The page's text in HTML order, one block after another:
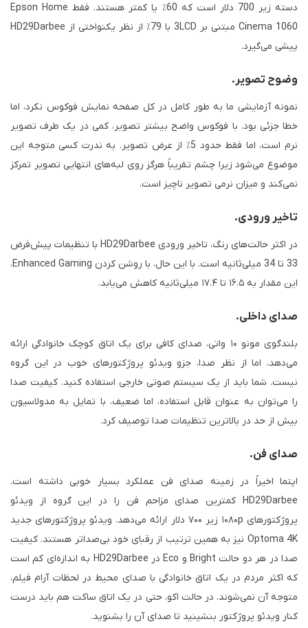
دسته زیر 700 دلار است که 60٪ یا کمتر هستند. فقط Epson Home
Cinema 1060 مبتنی بر 3LCD با 79٪ از نظر یکنواختی از HD29Darbee
پیشی می‌گیرد.
وضوح تصویر.
نمونه آزمایشی ما به طور کامل در کل صفحه نمایش فوکوس نکرد، اما
خطا جزئی بود. با فوکوس واضح بیشتر تصویر، کمی در یک طرف تصویر
نرم است، اما فقط حدود 5٪ از عرض تصویر. به ندرت کسی متوجه این
موضوع می‌شود زیرا چشم تقریباً هرگز روی لبه‌های انتهایی تصویر تمرکز
نمی‌کند و میزان نرمی تصویر ناچیز است.
تاخیر ورودی.
در اکثر حالت‌های رنگ، تاخیر ورودی HD29Darbee با تنظیمات پیش‌فرض
33 تا 34 میلی‌ثانیه است. با این حال، با روشن کردن Enhanced Gaming،
این مقدار به ۱۶.۵ تا ۱۷.۴ میلی‌ثانیه کاهش می‌یابد.
صدای داخلی.
بلندگوی مونو ۱۰ واتی، صدای کافی برای یک اتاق کوچک خانوادگی ارائه
می‌دهد، اما از نظر صدا، جزو ویدئو پروژکتورهای خوب در این گروه
نیست. شما باید از یک سیستم صوتی خارجی استفاده کنید. کیفیت صدا
را می‌توان به عنوان قابل استفاده، اما ضعیف، با تمایل به مدولاسیون
بیش از حد در بالاترین تنظیمات صدا توصیف کرد.
صدای فن.
اپتما اخیراً در زمینه صدای فن عملکرد بسیار خوبی داشته است.
HD29Darbee کمترین صدای مزاحم فن را در این گروه از ویدئو
پروژکتورهای ۱۰۸۰p زیر ۷۰۰ دلار ارائه می‌دهد. ویدئو پروژکتورهای جدید
Optoma 4K نیز به همین ترتیب از رقبای خود بی‌صداتر هستند. کیفیت
صدا در هر دو حالت Bright و Eco در HD29Darbee به اندازه‌ای کم است
که اکثر مردم در یک اتاق خانوادگی با صدای محیط در لحظات آرام فیلم،
متوجه آن نمی‌شوند. در حالت اکو، حتی در یک اتاق ساکت هم باید درست
کنار ویدئو پروژکتور بنشینید تا صدای آن را بشنوید.